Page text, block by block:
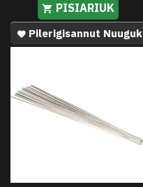
PISIARIUK
Pilerigisannut Nuuguk